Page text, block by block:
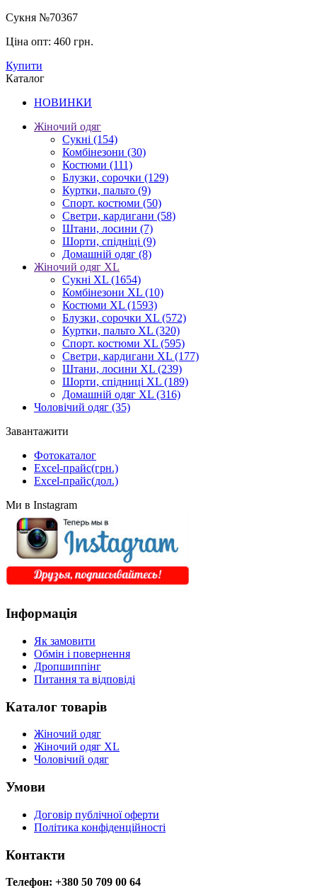
Сукня №70367
Ціна опт: 460 грн.
Купити
Каталог
НОВИНКИ
Жіночий одяг
Сукні (154)
Комбінезони (30)
Костюми (111)
Блузки, сорочки (129)
Куртки, пальто (9)
Спорт. костюми (50)
Светри, кардигани (58)
Штани, лосини (7)
Шорти, спідніці (9)
Домашній одяг (8)
Жіночий одяг XL
Cукні XL (1654)
Комбінезони XL (10)
Костюми XL (1593)
Блузки, сорочки XL (572)
Куртки, пальто XL (320)
Спорт. костюми XL (595)
Светри, кардигани XL (177)
Штани, лосини XL (239)
Шорти, спідниці XL (189)
Домашній одяг XL (316)
Чоловічий одяг (35)
Завантажити
Фотокаталог
Excel-прайс(грн.)
Excel-прайс(дол.)
Ми в Instagram
Інформація
Як замовити
Обмін і повернення
Дропшиппінг
Питання та відповіді
Каталог товарів
Жіночий одяг
Жіночий одяг XL
Чоловічий одяг
Умови
Договір публічної оферти
Політика конфіденційності
Контакти
Телефон: +380 50 709 00 64